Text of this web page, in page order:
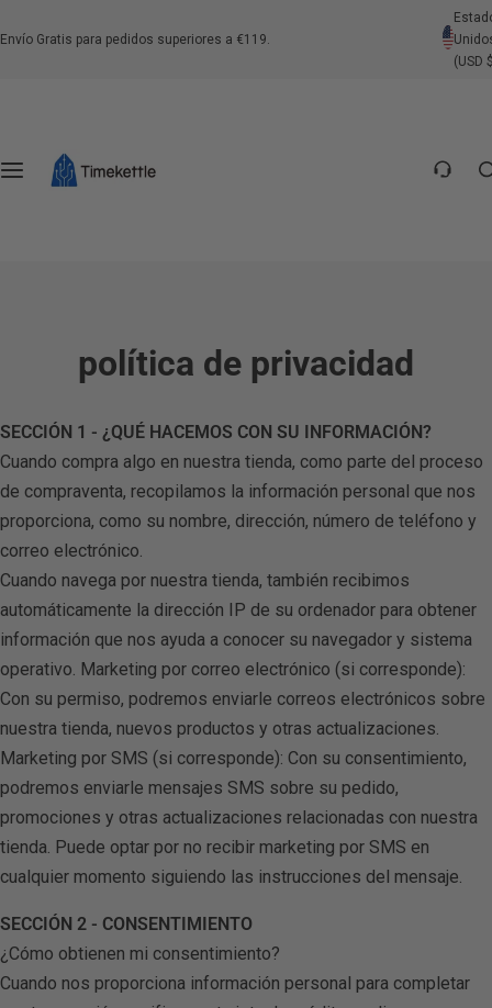
Envío Gratis para pedidos superiores a €119.
(USD
Traductores de Auriculares
Traductores Portátiles
Centro de Intérpretes
Soportes
Preguntas Frecuentes sobre el Producto
política de privacidad
SECCIÓN 1 - ¿QUÉ HACEMOS CON SU INFORMACIÓN?
Cuando compra algo en nuestra tienda, como parte del proceso
de compraventa, recopilamos la información personal que nos
proporciona, como su nombre, dirección, número de teléfono y
correo electrónico.
Cuando navega por nuestra tienda, también recibimos
automáticamente la dirección IP de su ordenador para obtener
información que nos ayuda a conocer su navegador y sistema
operativo. Marketing por correo electrónico (si corresponde):
Con su permiso, podremos enviarle correos electrónicos sobre
nuestra tienda, nuevos productos y otras actualizaciones.
Marketing por SMS (si corresponde): Con su consentimiento,
podremos enviarle mensajes SMS sobre su pedido,
promociones y otras actualizaciones relacionadas con nuestra
tienda. Puede optar por no recibir marketing por SMS en
cualquier momento siguiendo las instrucciones del mensaje.
SECCIÓN 2 - CONSENTIMIENTO
¿Cómo obtienen mi consentimiento?
Cuando nos proporciona información personal para completar
a
r
i
d
o